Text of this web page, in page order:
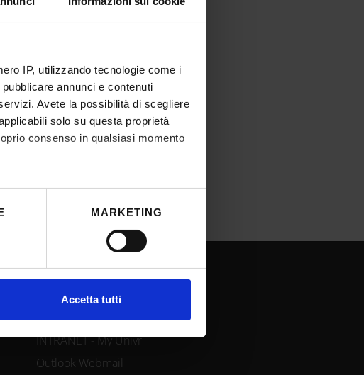
IP, utilizzando tecnologie come i
annunci e contenuti
Avete la possibilità di scegliere
solo su questa proprietà
consenso in qualsiasi momento
qualche metro,
nella
sezione dettagli . Puoi
social media e per analizzare il
MARKETING
Accetta tutti
INTRANET - My Univr
Outlook Webmail